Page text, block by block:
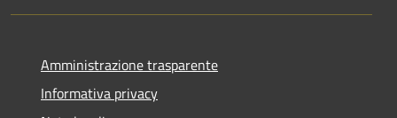
Amministrazione trasparente
Informativa privacy